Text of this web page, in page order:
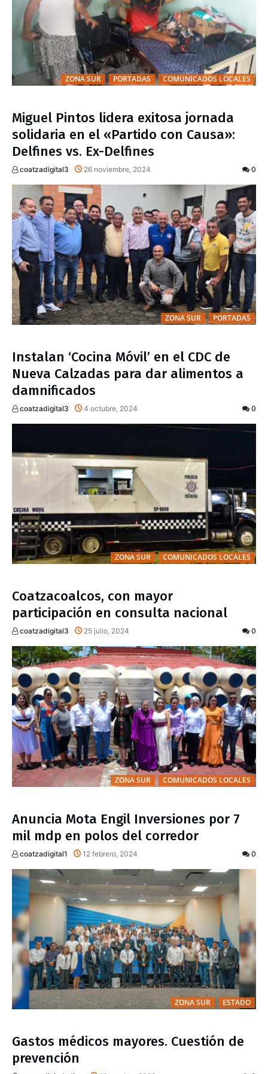
ZONA SUR PORTADAS COMUNICADOS LOCALES
Miguel Pintos lidera exitosa jornada
solidaria en el «Partido con Causa»:
Delfines vs. Ex-Delfines
coatzadigital3 26 noviembre, 2024 0
ZONA SUR PORTADAS
Instalan ‘Cocina Móvil’ en el CDC de
Nueva Calzadas para dar alimentos a
damnificados
coatzadigital3 4 octubre, 2024 0
ZONA SUR COMUNICADOS LOCALES
Coatzacoalcos, con mayor
participación en consulta nacional
coatzadigital3 25 julio, 2024 0
ZONA SUR COMUNICADOS LOCALES
Anuncia Mota Engil Inversiones por 7
mil mdp en polos del corredor
coatzadigital1 12 febrero, 2024 0
ZONA SUR ESTADO
Gastos médicos mayores. Cuestión de
prevención